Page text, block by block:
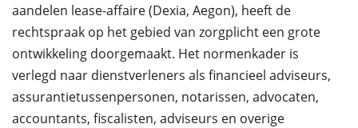
aandelen lease-affaire (Dexia, Aegon), heeft de
rechtspraak op het gebied van zorgplicht een grote
ontwikkeling doorgemaakt. Het normenkader is
verlegd naar dienstverleners als financieel adviseurs,
assurantietussenpersonen, notarissen, advocaten,
accountants, fiscalisten, adviseurs en overige